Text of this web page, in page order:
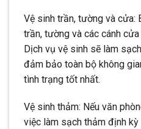
Vệ sinh trần, tường và cửa:
trần, tường và các cánh
Dịch vụ vệ sinh sẽ làm
đảm bảo toàn bộ không
tình trạng tốt nhất.
Vệ sinh thảm: Nếu văn
việc làm sạch thảm định